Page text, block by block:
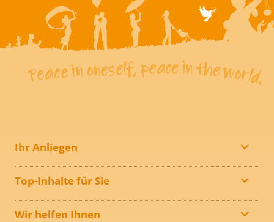
Ihr Anliegen
Top-Inhalte für Sie
Wir helfen Ihnen